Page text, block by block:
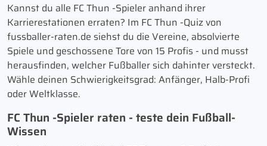
Kannst du alle FC Thun -Spieler anhand ihrer
Karrierestationen erraten? Im FC Thun -Quiz von
fussballer-raten.de siehst du die Vereine, absolvierte
Spiele und geschossene Tore von 15 Profis - und musst
herausfinden, welcher Fußballer sich dahinter versteckt.
Wähle deinen Schwierigkeitsgrad: Anfänger, Halb-Profi
oder Weltklasse.
FC Thun -Spieler raten - teste dein Fußball-
Wissen